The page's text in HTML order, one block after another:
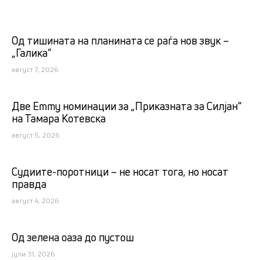
Од тишината на планината се раѓа нов звук –
„Галика“
август 7, 2026
Две Emmy номинации за „Приказната за Силјан“
на Тамара Котевска
август 5, 2026
Судиите-поротници – не носат тога, но носат
правда
август 4, 2026
Од зелена оаза до пустош
јули 31, 2026